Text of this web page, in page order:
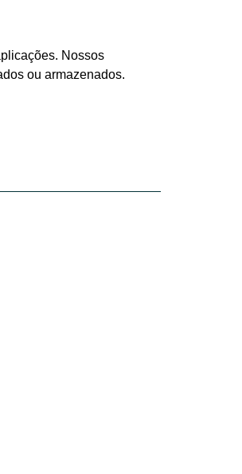
Nossos
ou armazenados.